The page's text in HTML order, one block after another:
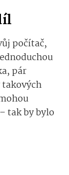
počítač,
pár
takových
tak by bylo